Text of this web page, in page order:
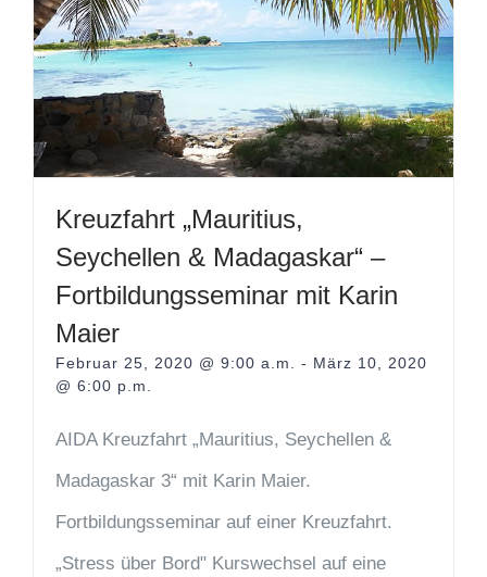
Kreuzfahrt „Mauritius,
Seychellen & Madagaskar“ –
Fortbildungsseminar mit Karin
Maier
Februar 25, 2020 @ 9:00 a.m. - März 10, 2020
@ 6:00 p.m.
AIDA Kreuzfahrt „Mauritius, Seychellen &
Madagaskar 3“ mit Karin Maier.
Fortbildungsseminar auf einer Kreuzfahrt.
„Stress über Bord" Kurswechsel auf eine